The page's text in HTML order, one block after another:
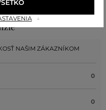
NAŠIM ZÁKAZNÍKOM
0
0